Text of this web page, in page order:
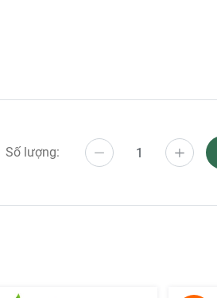
môi
Số lượng: